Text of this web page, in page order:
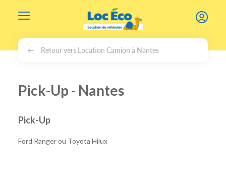
Retour vers Location Camion à Nantes
Pick-Up - Nantes
Pick-Up
Ford Ranger ou Toyota Hilux